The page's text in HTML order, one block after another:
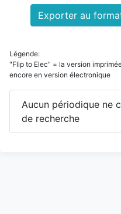
Exporter au
Légende:
"Flip to Elec" = la version
encore en version électronique
Aucun périodique ne
de recherche